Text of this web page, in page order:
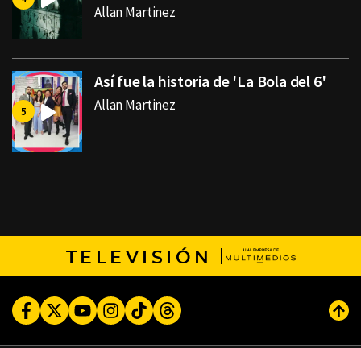
Allan Martinez
Así fue la historia de 'La Bola del 6'
Allan Martinez
TELEVISIÓN
FacebookTwitterYoutubeInstagram
TikTokThreads